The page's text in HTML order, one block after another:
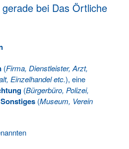
bei Das Örtliche
(Firma, Dienstleister, Arzt,
Einzelhandel etc.), eine
(Bürgerbüro, Polizei,
Sonstiges (Museum, Verein